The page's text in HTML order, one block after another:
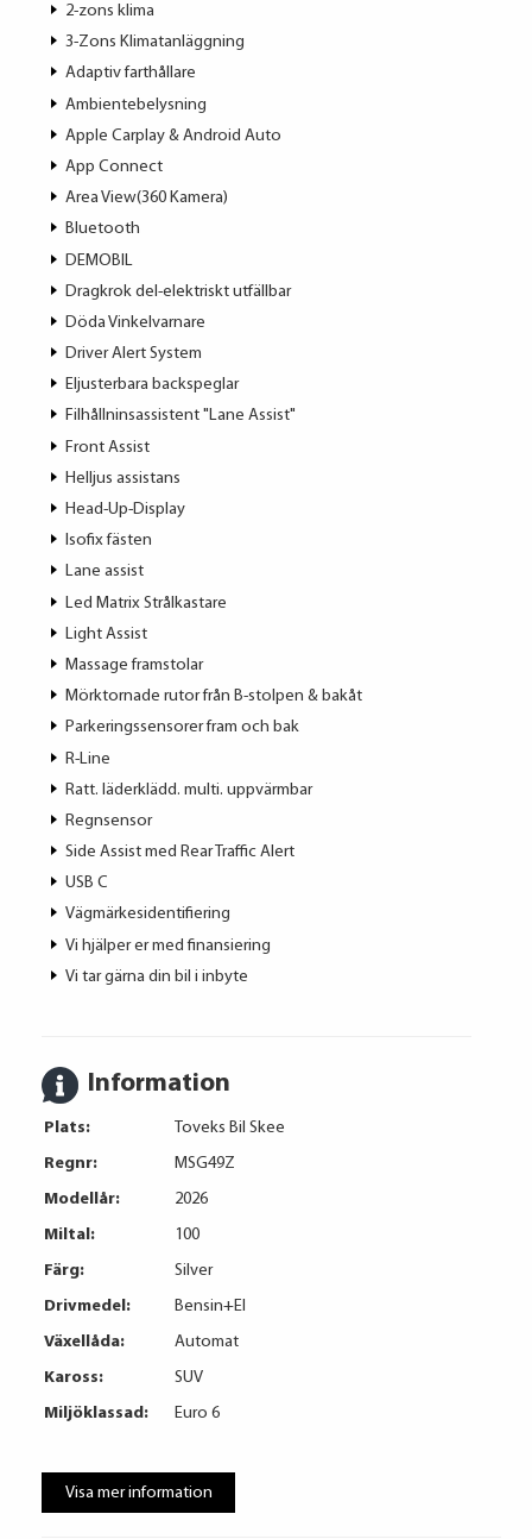
2-zons klima
3-Zons Klimatanläggning
Adaptiv farthållare
Ambientebelysning
Apple Carplay & Android Auto
App Connect
Area View(360 Kamera)
Bluetooth
DEMOBIL
Dragkrok del-elektriskt utfällbar
Döda Vinkelvarnare
Driver Alert System
Eljusterbara backspeglar
Filhållninsassistent "Lane Assist"
Front Assist
Helljus assistans
Head-Up-Display
Isofix fästen
Lane assist
Led Matrix Strålkastare
Light Assist
Massage framstolar
Mörktornade rutor från B-stolpen & bakåt
Parkeringssensorer fram och bak
R-Line
Ratt. läderklädd. multi. uppvärmbar
Regnsensor
Side Assist med Rear Traffic Alert
USB C
Vägmärkesidentifiering
Vi hjälper er med finansiering
Vi tar gärna din bil i inbyte
Information
Plats:
Toveks Bil Skee
Regnr:
MSG49Z
Modellår:
2026
Miltal:
100
Färg:
Silver
Drivmedel:
Bensin+El
Växellåda:
Automat
Kaross:
SUV
Miljöklassad:
Euro 6
Visa mer information